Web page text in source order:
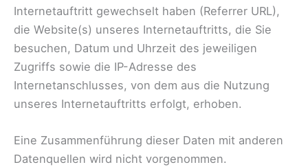
Internetauftritt gewechselt haben (Referrer URL),
die Website(s) unseres Internetauftritts, die Sie
besuchen, Datum und Uhrzeit des jeweiligen
Zugriffs sowie die IP-Adresse des
Internetanschlusses, von dem aus die Nutzung
unseres Internetauftritts erfolgt, erhoben.
Eine Zusammenführung dieser Daten mit anderen
Datenquellen wird nicht vorgenommen.